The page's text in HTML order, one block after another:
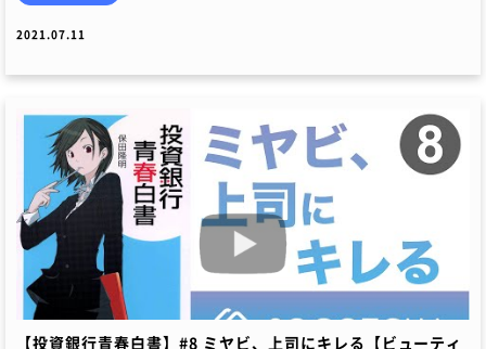
2021.07.11
【投資銀行青春白書】#8 ミヤビ、上司にキレる【ビューティ